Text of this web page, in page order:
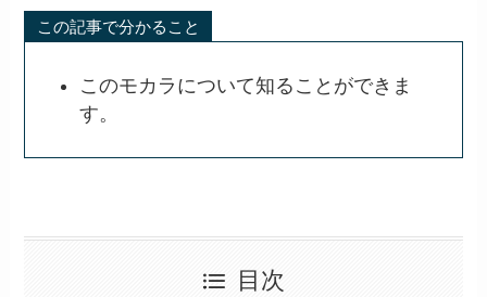
この記事で分かること
このモカラについて知ることができま
す。
目次